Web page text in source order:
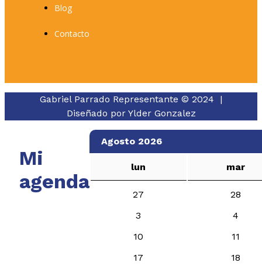
Blog
Contacto
Gabriel Parrado Representante © 2024 |
Diseñado por Ylder Gonzalez
Mi
agenda
Agosto 2026
lun mar
27
28
3
4
10
11
17
18